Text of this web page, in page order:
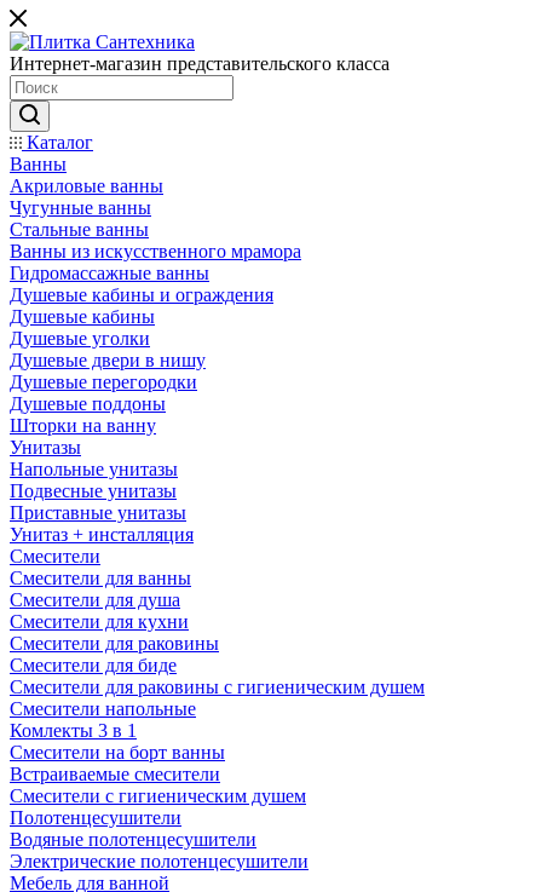
Интернет-магазин представительского класса
Каталог
Ванны
Акриловые ванны
Чугунные ванны
Стальные ванны
Ванны из искусственного мрамора
Гидромассажные ванны
Душевые кабины и ограждения
Душевые кабины
Душевые уголки
Душевые двери в нишу
Душевые перегородки
Душевые поддоны
Шторки на ванну
Унитазы
Напольные унитазы
Подвесные унитазы
Приставные унитазы
Унитаз + инсталляция
Смесители
Смесители для ванны
Смесители для душа
Смесители для кухни
Смесители для раковины
Смесители для биде
Смесители для раковины с гигиеническим душем
Смесители напольные
Комлекты 3 в 1
Смесители на борт ванны
Встраиваемые смесители
Смесители с гигиеническим душем
Полотенцесушители
Водяные полотенцесушители
Электрические полотенцесушители
Мебель для ванной